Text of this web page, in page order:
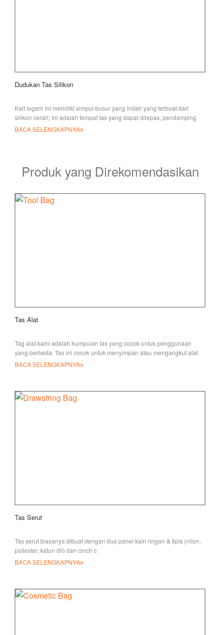
Dudukan Tas Silikon
Kait logam ini memiliki simpul busur yang indah yang terbuat dari
silikon cerah; Ini adalah tempat tas yang dapat dilepas, pendamping
portabel untuk tas Anda, BAC
BACA SELENGKAPNYA
Produk yang Direkomendasikan
Tas Alat
Tag alat kami adalah kumpulan tas yang cocok untuk penggunaan
yang berbeda. Tas ini cocok untuk menyimpan atau mengangkut alat
Anda a
BACA SELENGKAPNYA
Tas Serut
Tas serut biasanya dibuat dengan dua panel kain ringan & tipis (nilon,
poliester, katun dll) dan cinch c
BACA SELENGKAPNYA